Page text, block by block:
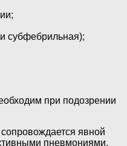
субфебрильная);
при подозрении
явной
пневмониями.